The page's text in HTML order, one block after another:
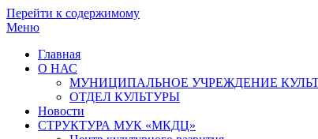
Перейти к содержимому
Меню
Главная
О НАС
МУНИЦИПАЛЬНОЕ УЧРЕЖДЕНИЕ
ОТДЕЛ КУЛЬТУРЫ
Новости
СТРУКТУРА МУК «МКДЦ»